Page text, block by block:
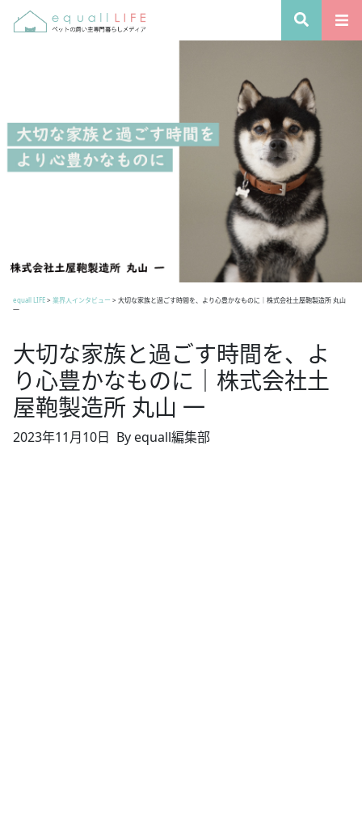
equall LIFE> 業界人インタビュー > 大切な家族と過ごす時間を、より心豊かなものに｜株式会社土屋鞄製造所 丸山
一
大切な家族と過ごす時間を、よ
り心豊かなものに｜株式会社土
屋鞄製造所 丸山 一
2023年11月10日 By equall編集部